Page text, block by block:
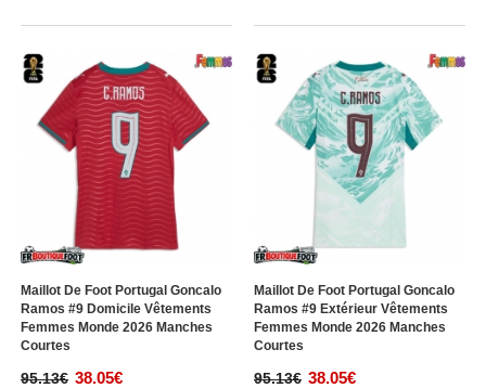
Maillot De Foot Portugal Goncalo
Ramos #9 Domicile Vêtements
Femmes Monde 2026 Manches
Courtes
95.13€ 38.05€
Maillot De Foot Portugal Goncalo
Ramos #9 Extérieur Vêtements
Femmes Monde 2026 Manches
Courtes
95.13€ 38.05€